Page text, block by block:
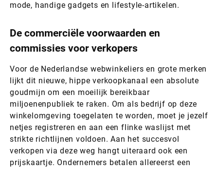
mode, handige gadgets en lifestyle-artikelen.
De commerciële voorwaarden en
commissies voor verkopers
Voor de Nederlandse webwinkeliers en grote merken
lijkt dit nieuwe, hippe verkoopkanaal een absolute
goudmijn om een moeilijk bereikbaar
miljoenenpubliek te raken. Om als bedrijf op deze
winkelomgeving toegelaten te worden, moet je jezelf
netjes registreren en aan een flinke waslijst met
strikte richtlijnen voldoen. Aan het succesvol
verkopen via deze weg hangt uiteraard ook een
prijskaartje. Ondernemers betalen allereerst een